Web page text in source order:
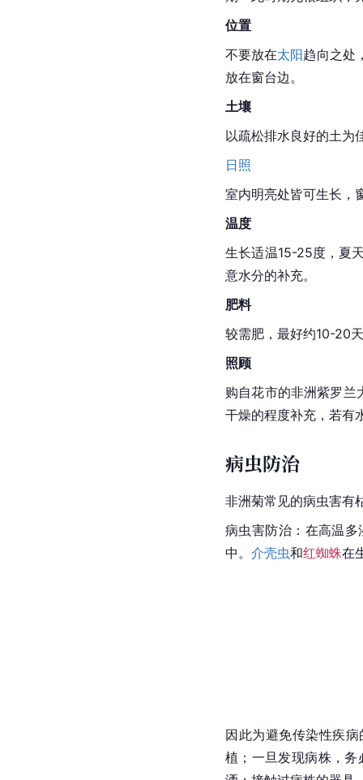
位置
不要放在太阳趋向之处
放在窗台边。
土壤
以疏松排水良好的土为
日照
室内明亮处皆可生长，
温度
生长适温15-25度，夏
意水分的补充。
肥料
较需肥，最好约10-20
照顾
购自花市的非洲紫罗
干燥的程度补充，若有
病虫防治
非洲菊常见的病虫害有
病虫害防治 ：在高温
中。 介壳虫和红蜘蛛在
因此为避免传染性疾
植；一旦发现病株，